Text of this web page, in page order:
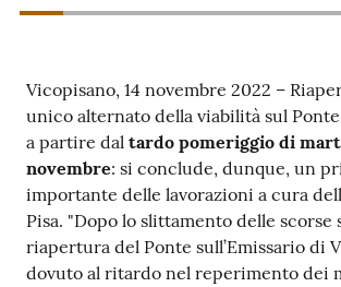
Vicopisano, 14 novembre 2022 –
unico alternato della viabilità sul Ponte
a partire dal tardo pomeriggio di
novembre: si conclude, dunque, un
importante delle lavorazioni a cura
Pisa. "Dopo lo slittamento delle scorse
riapertura del Ponte sull’Emissario di
dovuto al ritardo nel reperimento dei